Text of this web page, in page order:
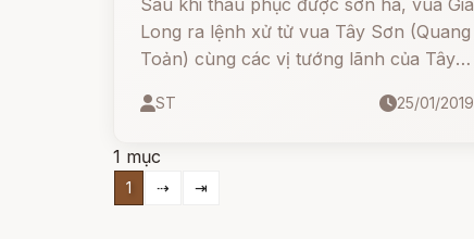
Sau khi thâu phục được sơn hà, vua Gia
Long ra lệnh xử tử vua Tây Sơn (Quang
Toản) cùng các vị tướng lãnh của Tây
Diệu và vợ là Bùi Thị Xuân.
ST 25/01/2019
1 mục
1 ⇢ ⇥